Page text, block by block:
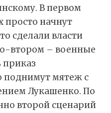
В первом
просто начнут
сделали власти
втором – военные
приказ
поднимут мятеж с
Лукашенко. По
второй сценарий